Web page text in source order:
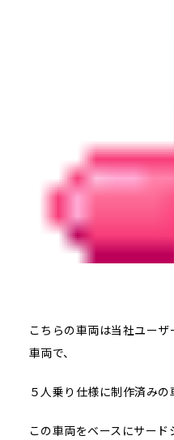
こちらの車両は当社ユー
車両で、
５人乗り仕様に制作済みの
この車両をベースにサー